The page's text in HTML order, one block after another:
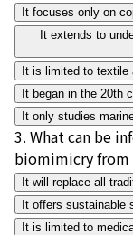
It focuses only on
It extends to
It is limited to textile
It began in the 20th
It only studies
3. What can be
biomimicry from
It will replace all
It offers sustainable
It is limited to